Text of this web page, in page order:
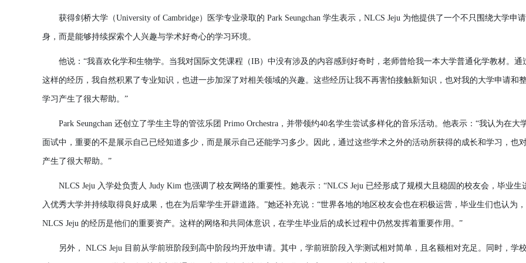
获得剑桥大学 （University of Cambridge） 医学专业录取的 Park Seungchan 学生表示， NLCS Jeju 为他提供了一个不只 围绕大学申请
身，而是能够持续探索个人 兴趣与学术好奇心的学习环境。
他说 ： “我喜欢化学和生物学。 当我对国 际文凭课程（IB）中没有涉及的内容感到好奇时 ，老师曾给我一本大学普通化学教材。通
这样的经历 ，我自然积 累了专业知识 ，也进一步加深了对相 关领域的兴趣。 这些经历让我不再害怕接触新知识 ，也对我的大学申请和
学习产生了很大帮助。 ”
Park Seungchan 还创 立了学生主导的管弦乐团 Primo Orchestra， 并带领约40名学生尝试多样化的音乐活动。他表示： “我认为在大
面试中，重要的不是展示自己已经知道多少，而是展示自己还能学习 多少。因此，通过这些学术之外的活动所获得的成长和学习 ，也
产生了很大帮助。 ”
NLCS Jeju 入学处负责人 Judy Kim 也强调 了校友网 络的重要性。 她表示： “NLCS Jeju 已经形成了规模大且 稳固的校友会 ， 毕业生
入优秀大学并持续取得良好成果，也在为后辈学生开辟道路。 ”她还补充说 ： “世界各地的地 区校友会也在积极运营 ， 毕业生们也认为 ，
NLCS Jeju 的经历是他们 的重要资产。 这样的 网 络和共同体意识 ，在学生毕业后的成长过程中仍然发挥着重要作用。 ”
另外， NLCS Jeju 目前从学前班阶段到高中 阶段均开放申请。其中， 学前班阶段入学测试相对简单 ，且名额相对充足。 同 时 ， 学校